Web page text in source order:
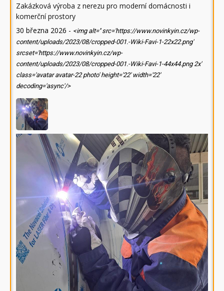
Zakázková výroba z nerezu pro moderní domácnosti i
komerční prostory
30 března 2026 - <img alt='' src='https://www.novinkyin.cz/wp-
content/uploads/2023/08/cropped-001.-Wiki-Favi-1-22x22.png'
srcset='https://www.novinkyin.cz/wp-
content/uploads/2023/08/cropped-001.-Wiki-Favi-1-44x44.png 2x'
class='avatar avatar-22 photo' height='22' width='22'
decoding='async'/>